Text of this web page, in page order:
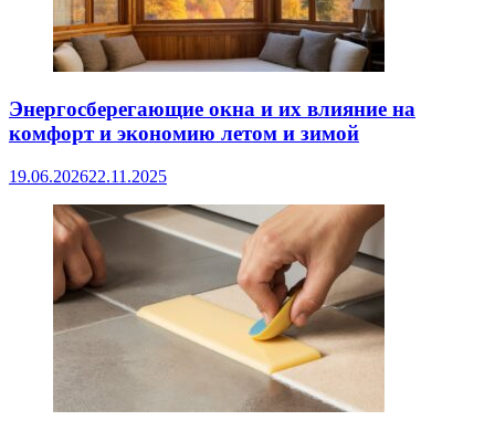
Энергосберегающие окна и их влияние на
комфорт и экономию летом и зимой
19.06.202622.11.2025